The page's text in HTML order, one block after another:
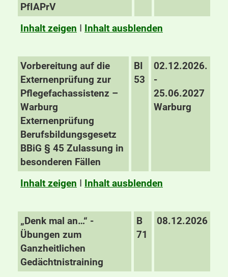
PfIAPrV
Inhalt zeigen I Inhalt ausblenden
Vorbereitung auf die
Externenprüfung zur
Pflegefachassistenz –
Warburg
Externenprüfung
Berufsbildungsgesetz
BBiG § 45 Zulassung in
besonderen Fällen
BI
53
02.12.2026.
-
25.06.2027
Warburg
Inhalt zeigen I Inhalt ausblenden
„Denk mal an…“ -
Übungen zum
Ganzheitlichen
Gedächtnistraining
B
71
08.12.2026